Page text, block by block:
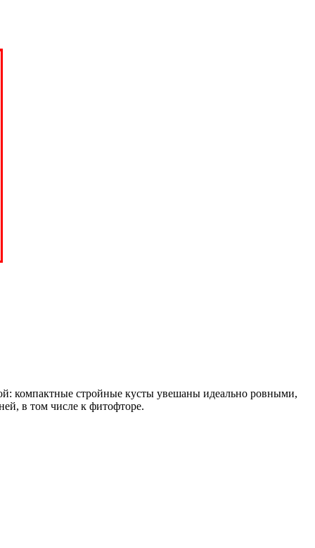
компактные стройные кусты увешаны идеально ровными,
в том числе к фитофторе.